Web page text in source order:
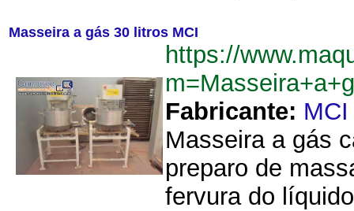
Masseira a gás 30 litros MCI
https://
Fabricante: MCI
Masseira a gás
preparo de
fervura do